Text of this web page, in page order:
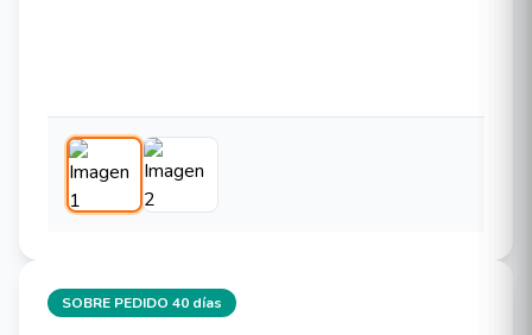
SOBRE PEDIDO 40 días